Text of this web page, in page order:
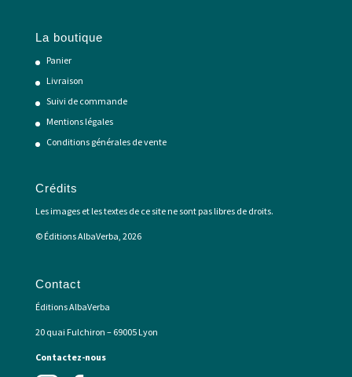
La boutique
Panier
Livraison
Suivi de commande
Mentions légales
Conditions générales de vente
Crédits
Les images et les textes de ce site ne sont pas libres de droits.
© Éditions AlbaVerba, 2026
Contact
Éditions AlbaVerba
20 quai Fulchiron – 69005 Lyon
Contactez-nous